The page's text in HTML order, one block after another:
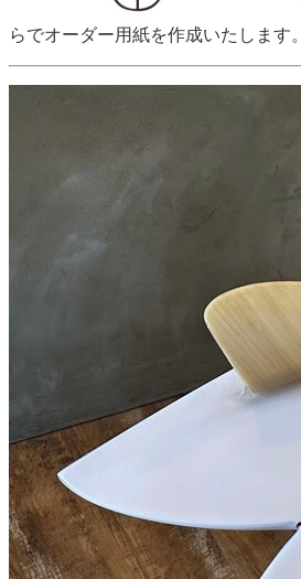
らでオーダー用紙を作成いたします。